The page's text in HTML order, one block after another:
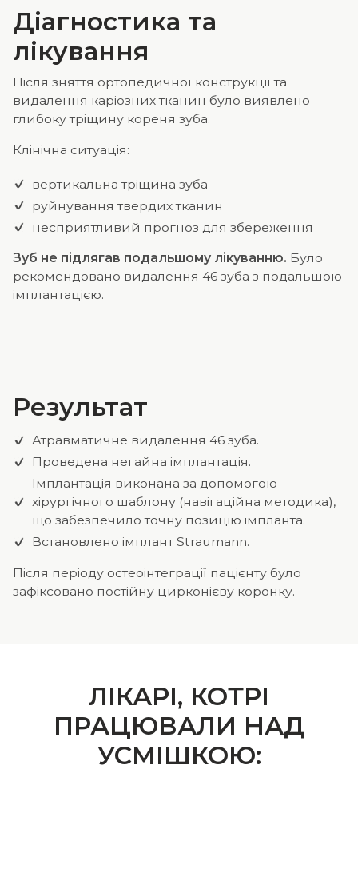
Діагностика та
лікування
Після зняття ортопедичної конструкції та
видалення каріозних тканин було виявлено
глибоку тріщину кореня зуба.
Клінічна ситуація:
вертикальна тріщина зуба
руйнування твердих тканин
несприятливий прогноз для збереження
Зуб не підлягав подальшому лікуванню. Було
рекомендовано видалення 46 зуба з подальшою
імплантацією.
Результат
Атравматичне видалення 46 зуба.
Проведена негайна імплантація.
Імплантація виконана за допомогою
хірургічного шаблону (навігаційна методика),
що забезпечило точну позицію імпланта.
Встановлено імплант Straumann.
Після періоду остеоінтеграції пацієнту було
зафіксовано постійну цирконієву коронку.
ЛІКАРІ, КОТРІ
ПРАЦЮВАЛИ НАД
УСМІШКОЮ: